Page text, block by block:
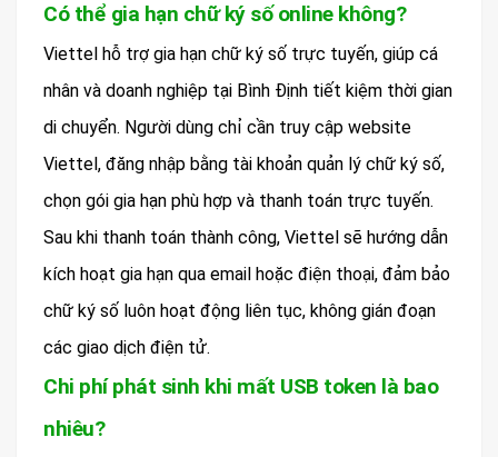
Có thể gia hạn chữ ký số online không?
Viettel hỗ trợ gia hạn chữ ký số trực tuyến, giúp cá
nhân và doanh nghiệp tại Bình Định tiết kiệm thời gian
di chuyển. Người dùng chỉ cần truy cập website
Viettel, đăng nhập bằng tài khoản quản lý chữ ký số,
chọn gói gia hạn phù hợp và thanh toán trực tuyến.
Sau khi thanh toán thành công, Viettel sẽ hướng dẫn
kích hoạt gia hạn qua email hoặc điện thoại, đảm bảo
chữ ký số luôn hoạt động liên tục, không gián đoạn
các giao dịch điện tử.
Chi phí phát sinh khi mất USB token là bao
nhiêu?